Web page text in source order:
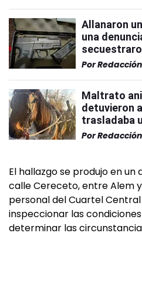
Allanaron
una
Por
Maltrato
detuvieron
trasladaba
Por
El hallazgo se produjo en
calle Cereceto, entre Alem
personal del Cuartel
inspeccionar las
determinar las